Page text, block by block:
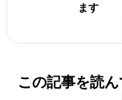
ます
この記事を読ん